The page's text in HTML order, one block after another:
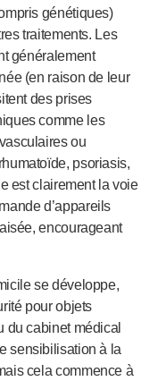
génétiques)
traitements. Les
généralement
ée (en raison de leur
des prises
comme les
ou
psoriasis,
est clairement la voie
d’appareils
encourageant
se développe,
pour objets
du cabinet médical
sensibilisation à la
cela commence à